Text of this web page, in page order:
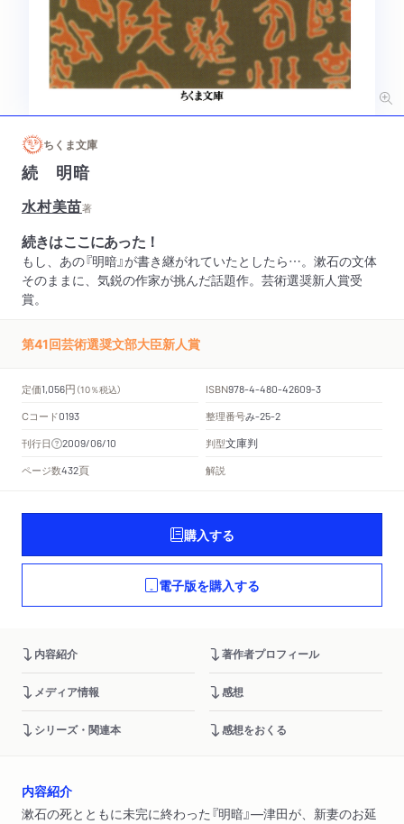
ちくま文庫
続 明暗
水村美苗著
続きはここにあった！
もし、あの『明暗』が書き継がれていたとしたら…。漱石の文体
そのままに、気鋭の作家が挑んだ話題作。芸術選奨新人賞受
賞。
第41回芸術選奨文部大臣新人賞
定価1,056円 （10％税込） ISBN978-4-480-42609-3
Cコード0193 整理番号み-25-2
刊行日 2009/06/10 判型文庫判
ページ数432頁 解説
購入する
電子版を購入する
内容紹介 著作者プロフィール
メディア情報 感想
シリーズ・関連本 感想をおくる
内容紹介
漱石の死とともに未完に終わった『明暗』―津田が、新妻のお延